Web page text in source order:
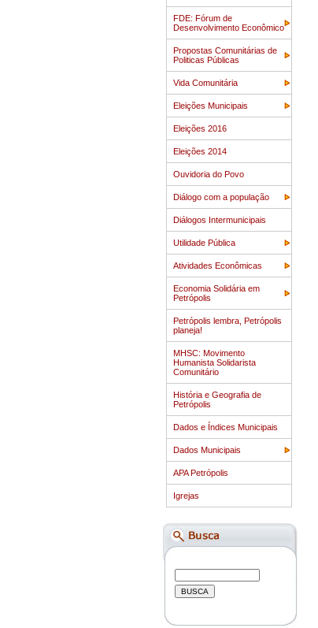
FDE: Fórum de
Desenvolvimento Econômico
Propostas Comunitárias de
Politicas Públicas
Vida Comunitária
Eleições Municipais
Eleições 2016
Eleições 2014
Ouvidoria do Povo
Diálogo com a população
Diálogos Intermunicipais
Utilidade Pública
Atividades Econômicas
Economia Solidária em
Petrópolis
Petrópolis lembra, Petrópolis
planeja!
MHSC: Movimento
Humanista Solidarista
Comunitário
História e Geografia de
Petrópolis
Dados e Índices Municipais
Dados Municipais
APA Petrópolis
Igrejas